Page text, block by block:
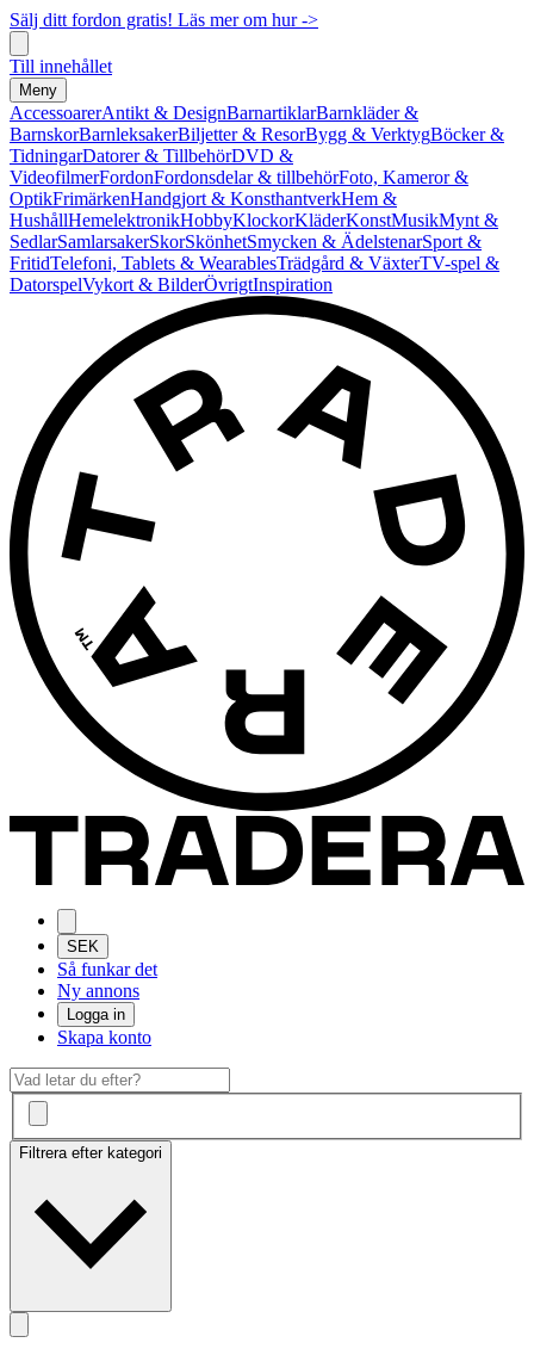
Sälj ditt fordon gratis! Läs mer om hur ->
Till innehållet
Meny
AccessoarerAntikt & DesignBarnartiklarBarnkläder &
BarnskorBarnleksakerBiljetter & ResorBygg & VerktygBöcker &
TidningarDatorer & TillbehörDVD &
VideofilmerFordonFordonsdelar & tillbehörFoto, Kameror &
OptikFrimärkenHandgjort & KonsthantverkHem &
HushållHemelektronikHobbyKlockorKläderKonstMusikMynt &
SedlarSamlarsakerSkorSkönhetSmycken & ÄdelstenarSport &
FritidTelefoni, Tablets & WearablesTrädgård & VäxterTV-spel &
DatorspelVykort & BilderÖvrigtInspiration
SEK
Så funkar det
Ny annons
Logga in
Skapa konto
Filtrera efter kategori